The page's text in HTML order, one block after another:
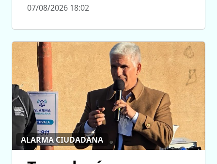
07/08/2026 18:02
ALARMA CIUDADANA